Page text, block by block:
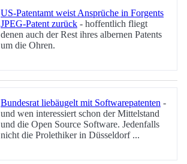
US-Patentamt weist Ansprüche in Forgents
JPEG-Patent zurück - hoffentlich fliegt
denen auch der Rest ihres albernen Patents
um die Ohren.
Bundesrat liebäugelt mit Softwarepatenten -
und wen interessiert schon der Mittelstand
und die Open Source Software. Jedenfalls
nicht die Prolethiker in Düsseldorf ...